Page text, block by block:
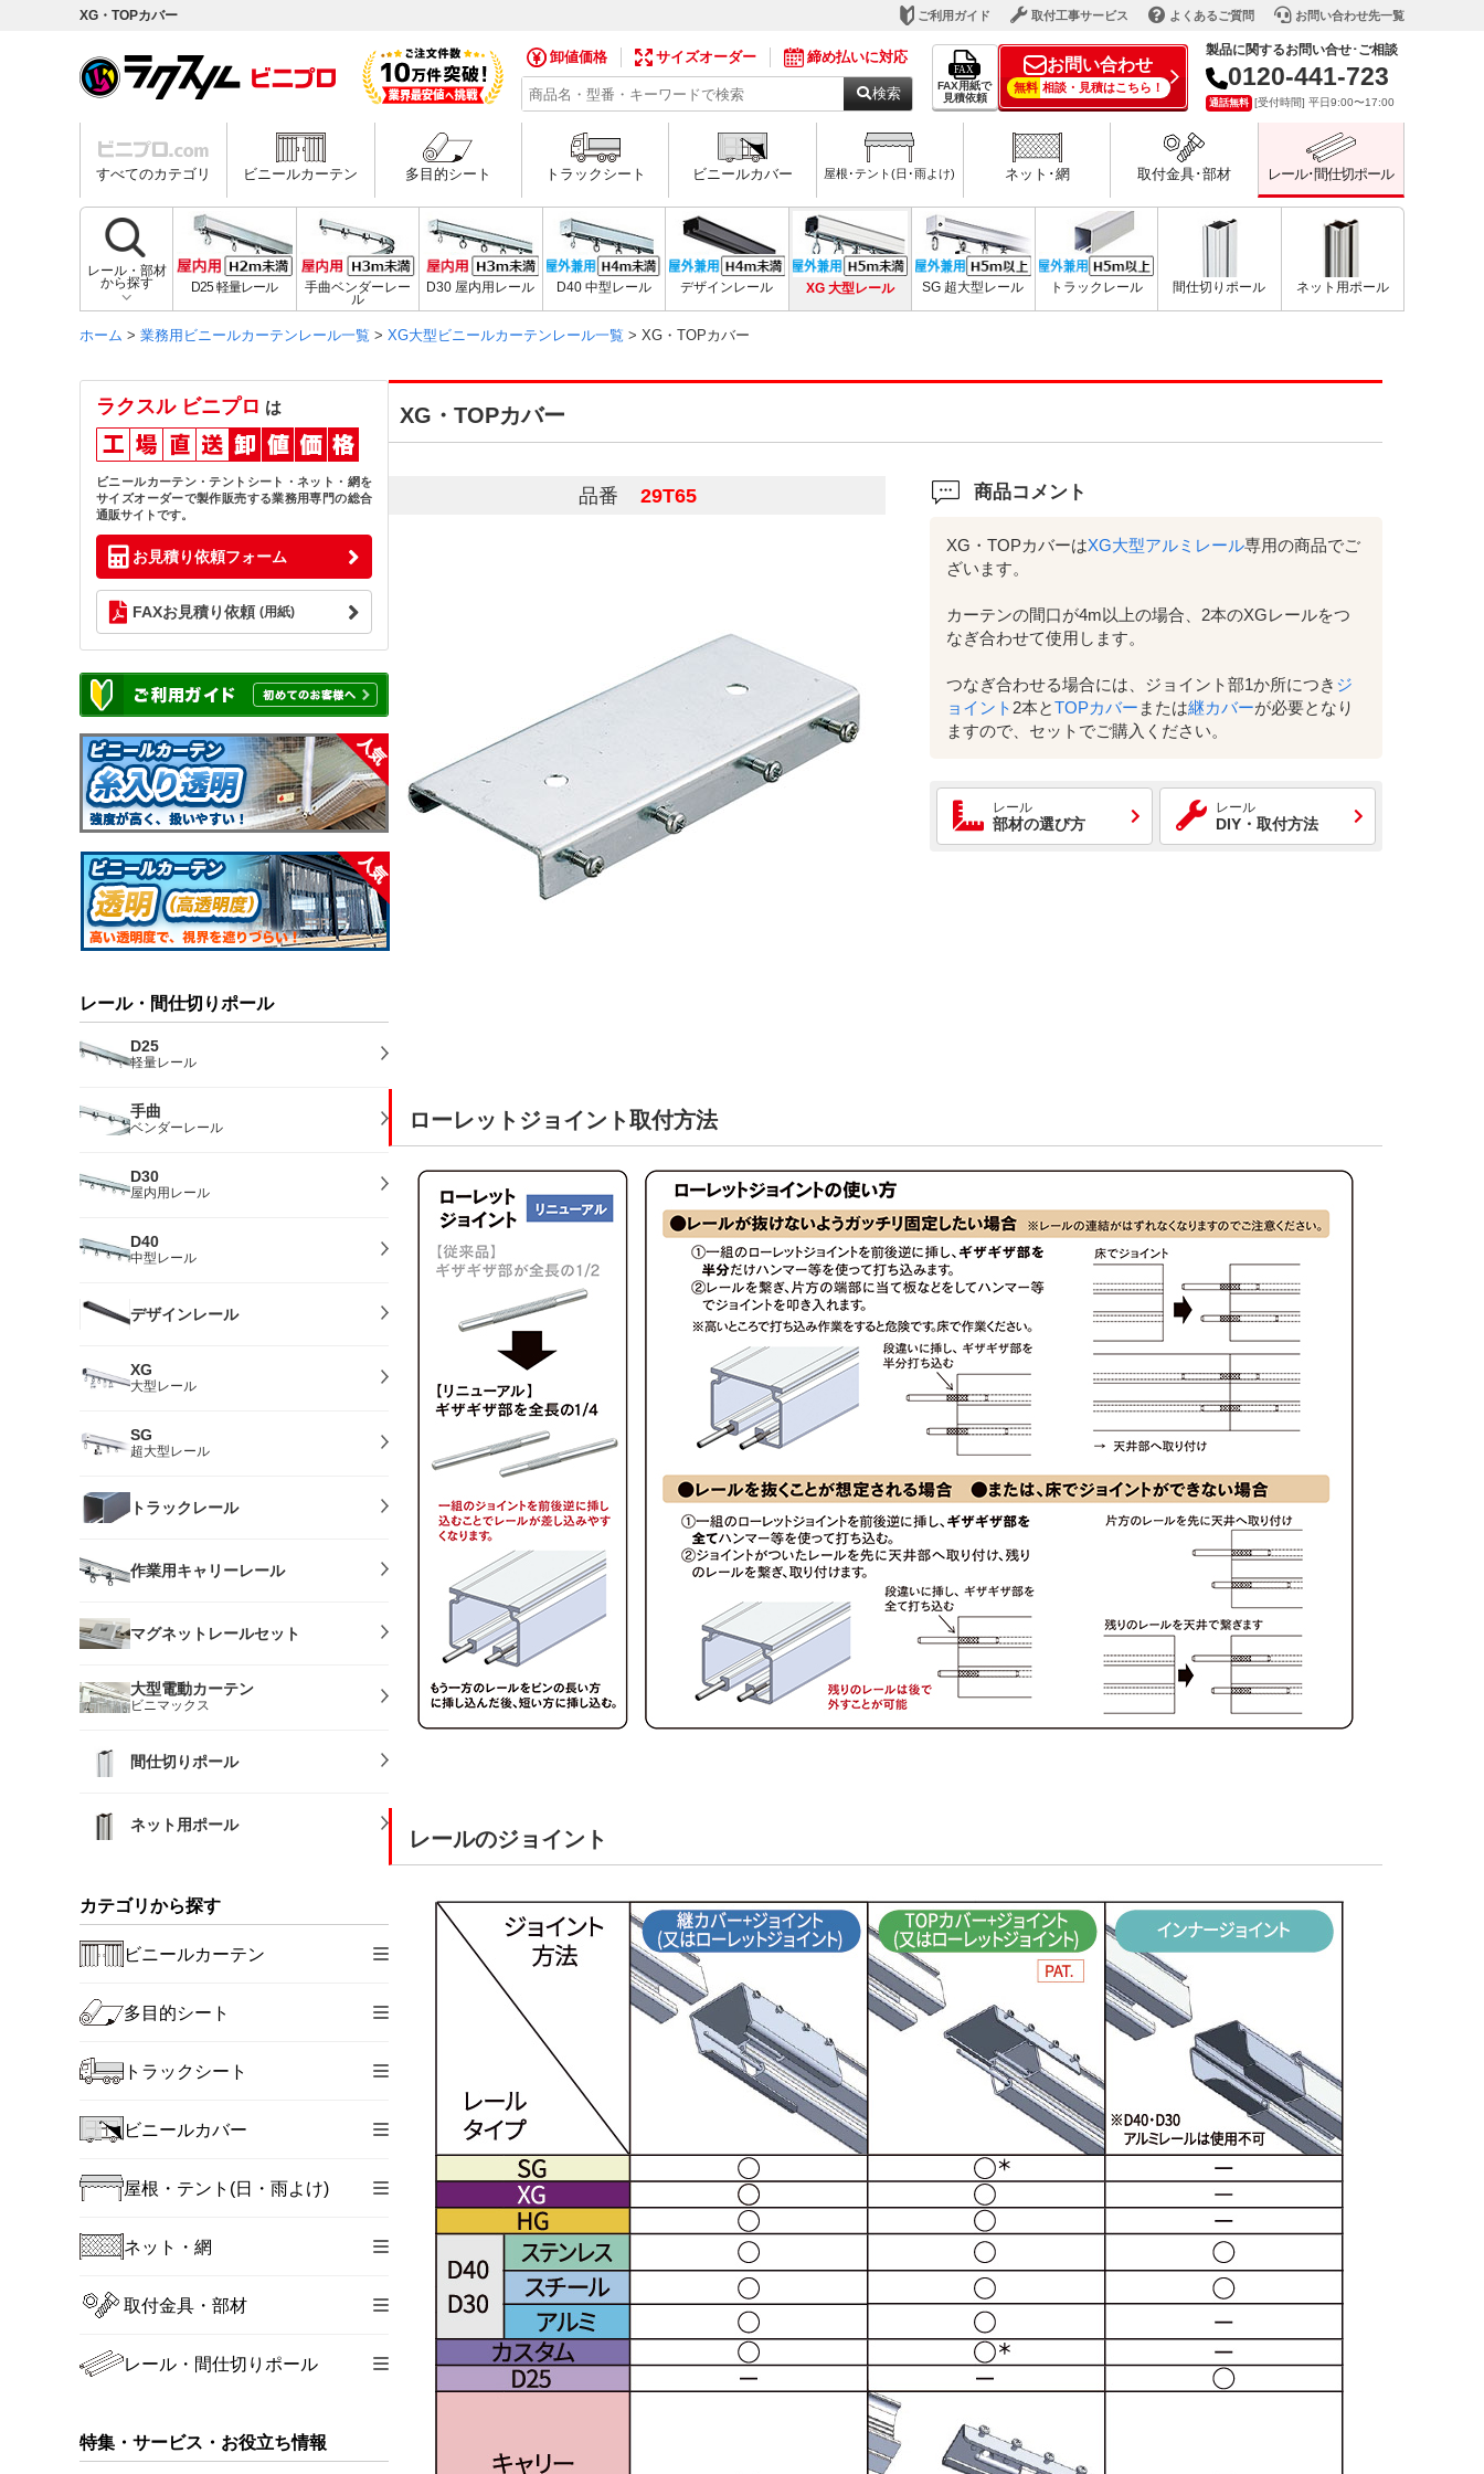
XG・TOPカバー ご利用ガイド 取付工事サービス よくあるご質問 お問い合わせ先一覧
卸値価格 サイズオーダー 締め払いに対応
検索
FAX用紙で
見積依頼
お問い合わせ
無料 相談・見積はこちら！
製品に関するお問い合せ･ご相談
0120-441-723
通話無料 [受付時間] 平日9:00〜17:00
すべてのカテゴリ ビニールカーテン 多目的シート トラックシート ビニールカバー 屋根･テント(日･雨よけ) ネット･網 取付金具･部材 レール･間仕切ポール
レール・部材
から探す
D25 軽量レール
手曲ベンダーレー
ル
D30 屋内用レール D40 中型レール デザインレール XG 大型レール SG 超大型レール トラックレール 間仕切りポール ネット用ポール
ホーム > 業務用ビニールカーテンレール一覧 > XG大型ビニールカーテンレール一覧 > XG・TOPカバー
XG・TOPカバー
品番 29T65 商品コメント
XG・TOPカバーはXG大型アルミレール専用の商品でご
ざいます。
カーテンの間口が4m以上の場合、2本のXGレールをつ
なぎ合わせて使用します。
つなぎ合わせる場合には、ジョイント部1か所につき ジ
ョイント 2本とTOPカバー または継カバーが必要となり
ますので、セットでご購入ください。
レール
部材の選び方
レール
DIY・取付方法
ローレットジョイント取付方法
レールのジョイント
ラクスル ビニプロ は
ビニールカーテン・テントシート・ネット・網を
サイズオーダーで製作販売する業務用専門の総合
通販サイトです。
お見積り依頼フォーム
FAXお見積り依頼 (用紙)
レール・間仕切りポール
D25
軽量レール
手曲
ベンダーレール
D30
屋内用レール
D40
中型レール
デザインレール
XG
大型レール
SG
超大型レール
トラックレール
作業用キャリーレール
マグネットレールセット
大型電動カーテン
ビニマックス
間仕切りポール
ネット用ポール
カテゴリから探す
ビニールカーテン
多目的シート
トラックシート
ビニールカバー
屋根・テント(日・雨よけ)
ネット・網
取付金具・部材
レール・間仕切りポール
特集・サービス・お役立ち情報